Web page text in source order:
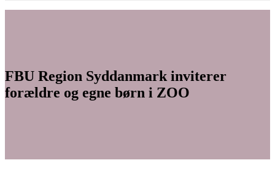
FBU Region Syddanmark inviterer
forældre og egne børn i ZOO